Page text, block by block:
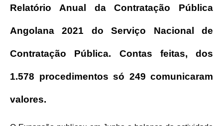
Relatório Anual da Contratação Pública
Angolana 2021 do Serviço Nacional de
Contratação Pública. Contas feitas, dos
1.578 procedimentos só 249 comunicaram
valores.